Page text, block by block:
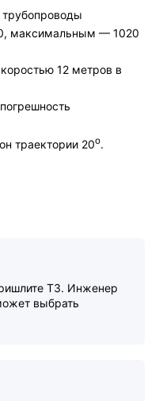
максимальным — 1020
12 метров в
траектории 20о.
ТЗ. Инженер
выбрать